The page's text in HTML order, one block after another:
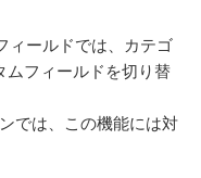
ィールドでは、カテゴ
ムフィールドを切り替
では、この機能には対